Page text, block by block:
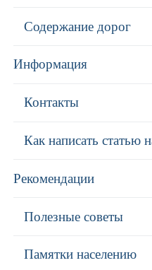
Содержание дорог
Информация
Контакты
Как написать статью
Рекомендации
Полезные советы
Памятки населению